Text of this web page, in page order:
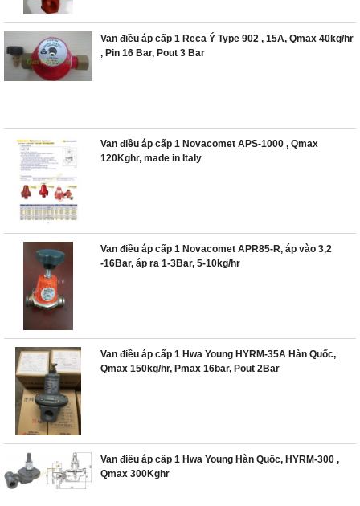
Van điều áp cấp 1 Reca Ý Type 902 , 15A, Qmax 40kg/hr
, Pin 16 Bar, Pout 3 Bar
Van điều áp cấp 1 Novacomet APS-1000 , Qmax
120Kghr, made in Italy
Van điều áp cấp 1 Novacomet APR85-R, áp vào 3,2
-16Bar, áp ra 1-3Bar, 5-10kg/hr
Van điều áp cấp 1 Hwa Young HYRM-35A Hàn Quốc,
Qmax 150kg/hr, Pmax 16bar, Pout 2Bar
Van điều áp cấp 1 Hwa Young Hàn Quốc, HYRM-300 ,
Qmax 300Kghr